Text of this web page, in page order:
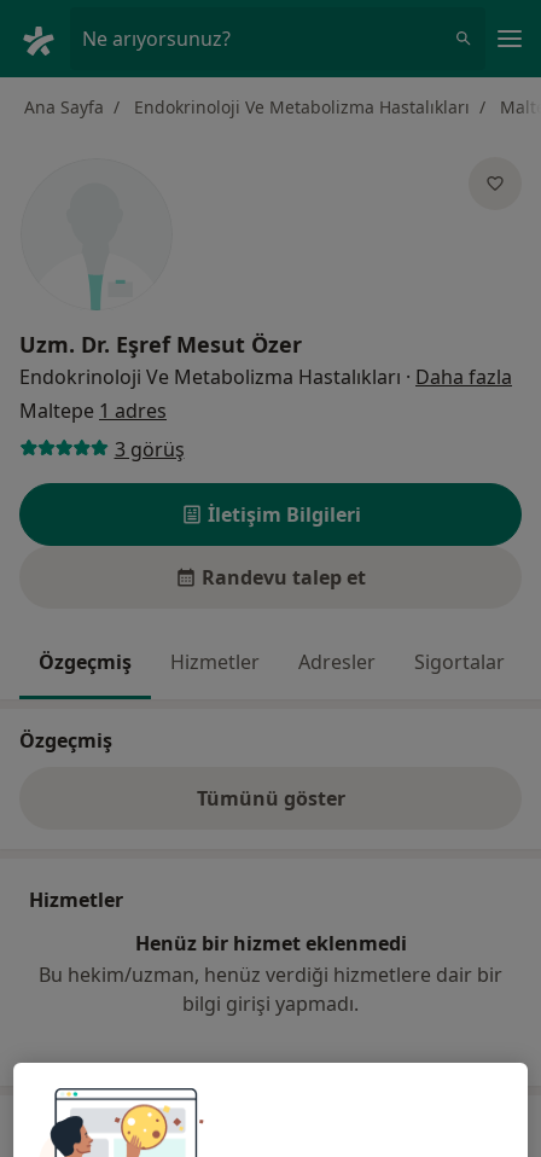
Ne arıyorsunuz?
Ana Sayfa Endokrinoloji Ve Metabolizma Hastalıkları
Uzm. Dr. Eşref Mesut Özer
Endokrinoloji Ve Metabolizma Hastalıkları · Daha fazla
Maltepe 1 adres
3 görüş
İletişim Bilgileri
Randevu talep et
Özgeçmiş Hizmetler Adresler Sigortalar
Özgeçmiş
Tümünü gösterdeneyim hakkında
Hizmetler
Henüz bir hizmet eklenmedi
Bu hekim/uzman, henüz verdiği hizmetlere dair bir
bilgi girişi yapmadı.
Adres